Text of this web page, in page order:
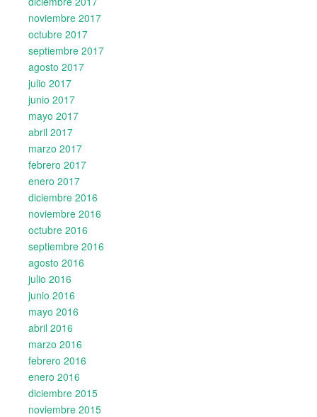
noviembre 2017
octubre 2017
septiembre 2017
agosto 2017
julio 2017
junio 2017
mayo 2017
abril 2017
marzo 2017
febrero 2017
enero 2017
diciembre 2016
noviembre 2016
octubre 2016
septiembre 2016
agosto 2016
julio 2016
junio 2016
mayo 2016
abril 2016
marzo 2016
febrero 2016
enero 2016
diciembre 2015
noviembre 2015